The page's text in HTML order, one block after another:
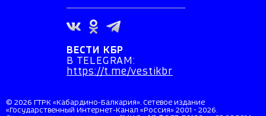
ВЕСТИ КБР
В TELEGRAM:
https://t.me/vestikbr
© 2026 ГТРК «Кабардино-Балкария». Сетевое издание
«Государственный Интернет-Канал «Россия» 2001 - 2026.